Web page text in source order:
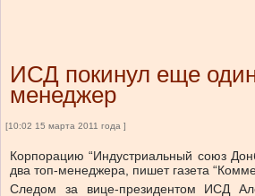
ИСД покинул еще
менеджер
[10:02 15 марта 2011 года ]
Корпорацию “Индустриальный союз
два топ-менеджера, пишет газета
Следом за вице-президентом ИСД